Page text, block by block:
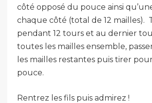
côté opposé du pouce ainsi
chaque côté (total de 12 mailles).
pendant 12 tours et au dernier
toutes les mailles ensemble,
les mailles restantes puis tirer
pouce.
Rentrez les fils puis admirez !